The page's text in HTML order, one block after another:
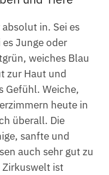
in. Sei es
Junge oder
weiches Blau
zur Haut und
Gefühl. Weiche,
heute in
überall. Die
sanfte und
auch sehr gut zu
ist